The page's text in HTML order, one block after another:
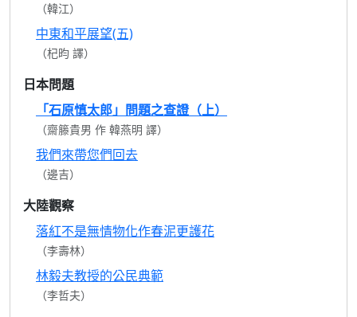
（韓江）
中東和平展望(五)
（杞昀 譯）
日本問題
「石原慎太郎」問題之查證（上）
（齋籐貴男 作 韓燕明 譯）
我們來帶您們回去
（邊吉）
大陸觀察
落紅不是無情物化作春泥更護花
（李壽林）
林毅夫教授的公民典範
（李哲夫）